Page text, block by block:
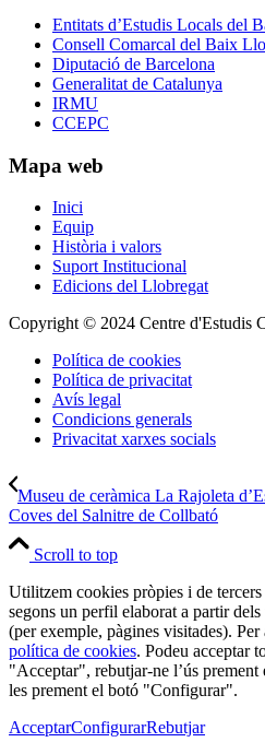
Entitats d’Estudis Locals del
Consell Comarcal del Baix
Diputació de Barcelona
Generalitat de Catalunya
IRMU
CCEPC
Mapa web
Inici
Equip
Història i valors
Suport Institucional
Edicions del Llobregat
Copyright © 2024 Centre d'Estudis
Política de cookies
Política de privacitat
Avís legal
Condicions generals
Privacitat xarxes socials
Museu de ceràmica La Rajoleta
Coves del Salnitre de Collbató
Scroll to top
Utilitzem cookies pròpies i de
segons un perfil elaborat a partir
(per exemple, pàgines visitades).
política de cookies. Podeu acceptar
"Acceptar", rebutjar-ne l’ús
les prement el botó "Configurar".
AcceptarConfigurarRebutjar